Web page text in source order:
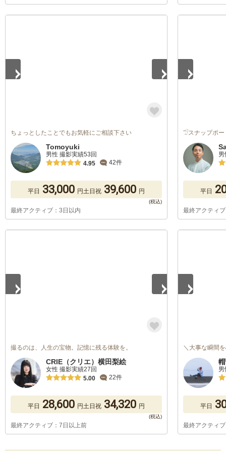
ちょっとしたことでもお気軽にご相談下さい
Tomoyuki
男性 撮影実績53回
4.95
42件
平日 33,000 円土日祝 39,600 円
最終アクティブ：3日以内
𓅿スナップポー
平日
最終アクティ
撮るのは、人生の宝物。記憶に残る体験を。
CRIE（クリエ）横田梨絵
女性 撮影実績27回
5.00
22件
平日 28,600 円土日祝 34,320 円
最終アクティブ：7日以上前
＼大事な瞬間
男
平日
最終アクティ